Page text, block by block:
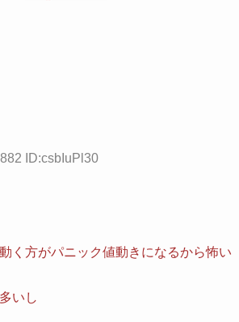
ID:csbIuPl30
く方がパニック値動きになるから怖い
いし